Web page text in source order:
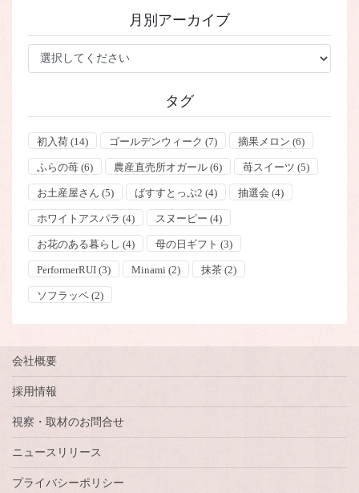
ー
月別アーカイブ
タグ
初入荷(14) ゴールデンウィーク (7) 摘果メロン (6)
ふらの苺(6) 農産直売所オガール(6) 苺スイーツ (5)
お土産屋さん (5) ばすすとっぷ2 (4) 抽選会 (4)
ホワイトアスパラ (4) スヌーピー (4)
お花のある暮らし (4) 母の日ギフト (3)
PerformerRUI(3) Minami (2) 抹茶(2)
ソフラッペ(2)
会社概要
採用情報
視察・取材のお問合せ
ニュースリリース
プライバシーポリシー